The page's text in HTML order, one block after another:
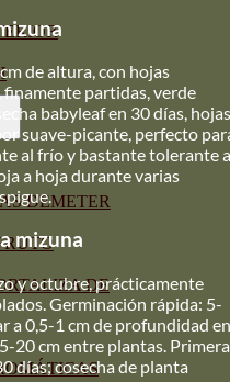
DEMETER
DE
de altura, con hojas
partidas, verde
babyleaf en 30 días, hojas
suave-picante, perfecto
al frío y bastante tolerante
a hoja durante varias
mizuna
y octubre, prácticamente
Germinación rápida: 5-
a 0,5-1 cm de profundidad en
20 cm entre plantas. Primera
días; cosecha de planta